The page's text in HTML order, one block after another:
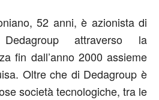
52 anni, è azionista di
attraverso la
fin dall’anno 2000 assieme
Oltre che di Dedagroup è
società tecnologiche, tra le